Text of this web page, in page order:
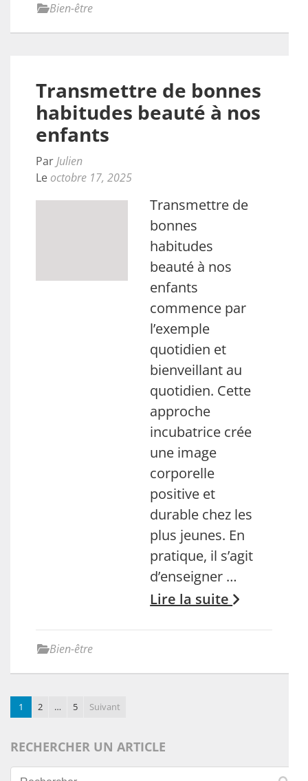
Bien-être
Transmettre de bonnes
habitudes beauté à nos
enfants
ParJulien
Le octobre 17, 2025
Transmettre de
bonnes
habitudes
beauté à nos
enfants
commence par
l’exemple
quotidien et
bienveillant au
quotidien. Cette
approche
incubatrice crée
une image
corporelle
positive et
durable chez les
plus jeunes. En
pratique, il s’agit
d’enseigner …
Lire la suite
Bien-être
1 2 … 5 Suivant
RECHERCHER UN ARTICLE